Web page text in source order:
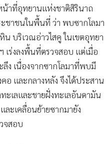
น้าที่อุทยานแห่งชาติสิรินาถ
ะชาชนในพื้นที่ ว่า พบซากโลมา
บริเวณอ่าวไสคู ในเขตอุทยา
เร่งลงพื้นที่ตรวจสอบ แต่เมื่อ
ง เนื่องจากซากโลมาที่พบมี
และกลางหลัง จึงได้ประสาน
ะเลและชายฝั่งทะเลอันดามัน
ะเคลื่อนย้ายซากมายัง
จสอบ